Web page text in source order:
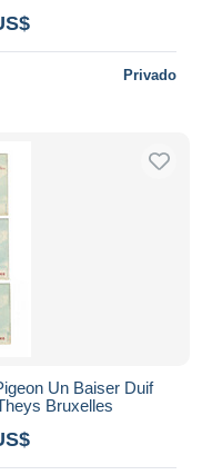
Privado
Un Baiser Duif
Bruxelles